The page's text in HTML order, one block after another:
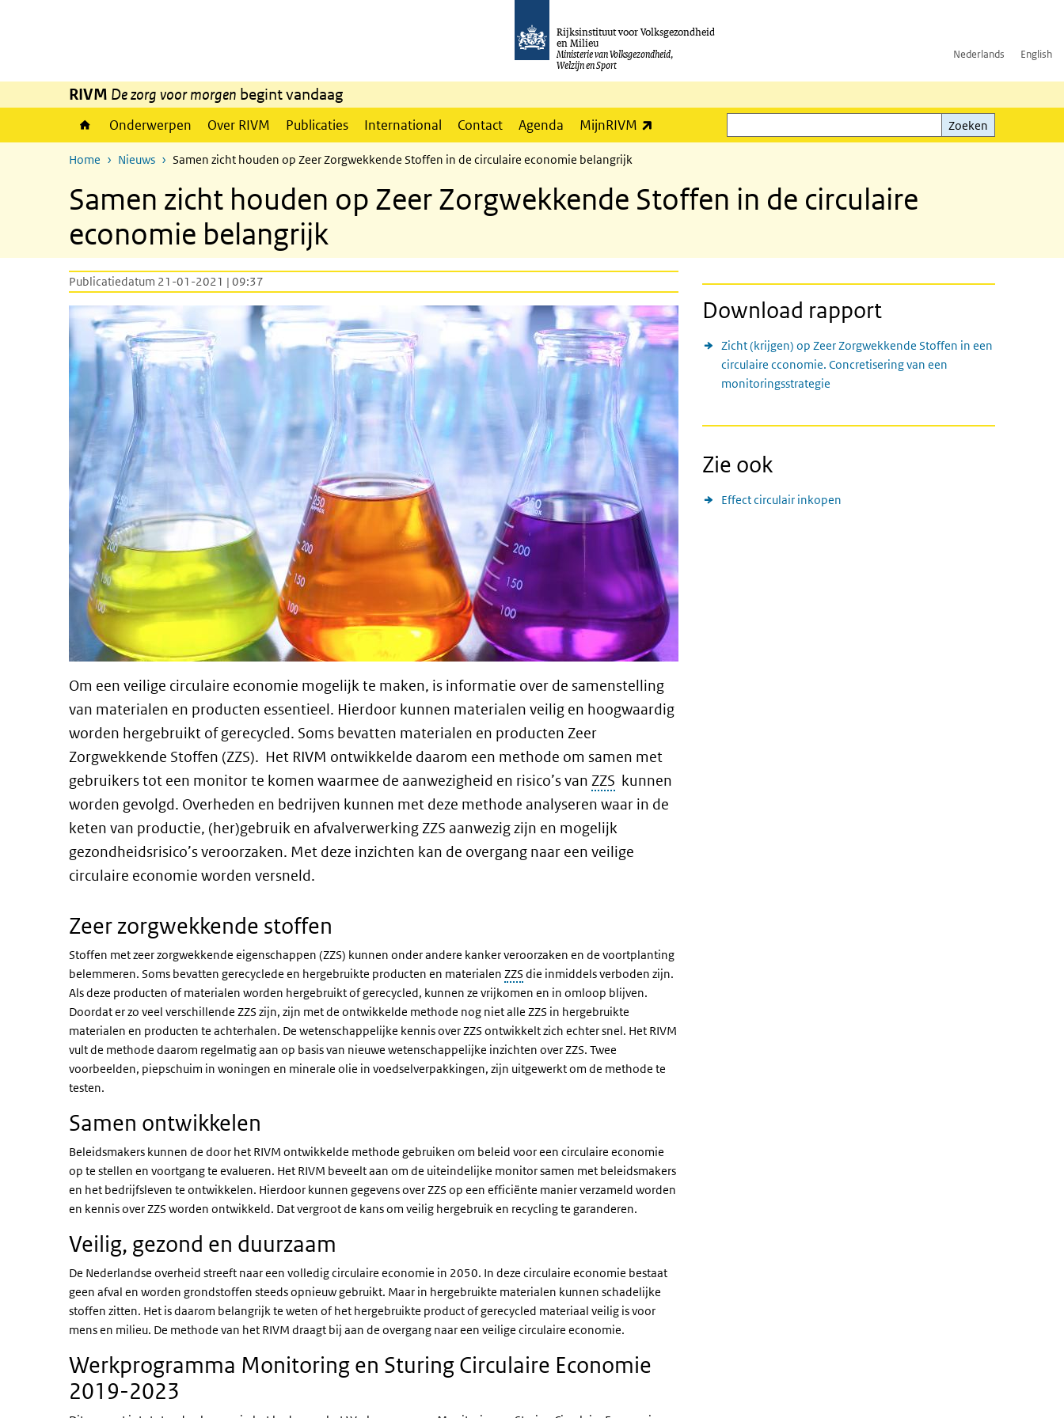
Rijksinstituut voor Volksgezondheid
en Milieu
Ministerie van Volksgezondheid,
Welzijn en Sport
Nederlands English
RIVM De zorg voor morgen begint vandaag
Onderwerpen Over RIVM Publicaties International Contact Agenda MijnRIVM
Zoeken
Zoeken
Home Nieuws Samen zicht houden op Zeer Zorgwekkende Stoffen in de circulaire economie belangrijk
Samen zicht houden op Zeer Zorgwekkende Stoffen in de circulaire
economie belangrijk
Publicatiedatum 21-01-2021 | 09:37
Om een veilige circulaire economie mogelijk te maken, is informatie over de samenstelling
van materialen en producten essentieel. Hierdoor kunnen materialen veilig en hoogwaardig
worden hergebruikt of gerecycled. Soms bevatten materialen en producten Zeer
Zorgwekkende Stoffen (ZZS). Het RIVM ontwikkelde daarom een methode om samen met
gebruikers tot een monitor te komen waarmee de aanwezigheid en risico’s van ZZS kunnen
worden gevolgd. Overheden en bedrijven kunnen met deze methode analyseren waar in de
keten van productie, (her)gebruik en afvalverwerking ZZS aanwezig zijn en mogelijk
gezondheidsrisico’s veroorzaken. Met deze inzichten kan de overgang naar een veilige
circulaire economie worden versneld.
Zeer zorgwekkende stoffen
Stoffen met zeer zorgwekkende eigenschappen (ZZS) kunnen onder andere kanker veroorzaken en de voortplanting
belemmeren. Soms bevatten gerecyclede en hergebruikte producten en materialen ZZS die inmiddels verboden zijn.
Als deze producten of materialen worden hergebruikt of gerecycled, kunnen ze vrijkomen en in omloop blijven.
Doordat er zo veel verschillende ZZS zijn, zijn met de ontwikkelde methode nog niet alle ZZS in hergebruikte
materialen en producten te achterhalen. De wetenschappelijke kennis over ZZS ontwikkelt zich echter snel. Het RIVM
vult de methode daarom regelmatig aan op basis van nieuwe wetenschappelijke inzichten over ZZS. Twee
voorbeelden, piepschuim in woningen en minerale olie in voedselverpakkingen, zijn uitgewerkt om de methode te
testen.
Samen ontwikkelen
Beleidsmakers kunnen de door het RIVM ontwikkelde methode gebruiken om beleid voor een circulaire economie
op te stellen en voortgang te evalueren. Het RIVM beveelt aan om de uiteindelijke monitor samen met beleidsmakers
en het bedrijfsleven te ontwikkelen. Hierdoor kunnen gegevens over ZZS op een efficiënte manier verzameld worden
en kennis over ZZS worden ontwikkeld. Dat vergroot de kans om veilig hergebruik en recycling te garanderen.
Veilig, gezond en duurzaam
De Nederlandse overheid streeft naar een volledig circulaire economie in 2050. In deze circulaire economie bestaat
geen afval en worden grondstoffen steeds opnieuw gebruikt. Maar in hergebruikte materialen kunnen schadelijke
stoffen zitten. Het is daarom belangrijk te weten of het hergebruikte product of gerecycled materiaal veilig is voor
mens en milieu. De methode van het RIVM draagt bij aan de overgang naar een veilige circulaire economie.
Werkprogramma Monitoring en Sturing Circulaire Economie
2019-2023
Download rapport
Zicht (krijgen) op Zeer Zorgwekkende Stoffen in een
circulaire cconomie. Concretisering van een
monitoringsstrategie
Zie ook
Effect circulair inkopen